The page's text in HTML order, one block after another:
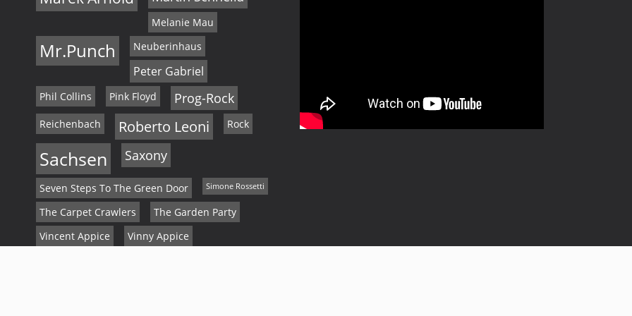
Melanie Mau
Mr.Punch Neuberinhaus
Peter Gabriel
Phil Collins Pink Floyd Prog-Rock
Reichenbach Roberto Leoni Rock
Sachsen Saxony
Seven Steps To The Green Door Simone Rossetti
The Carpet Crawlers
The Garden Party
Vincent Appice
Vinny Appice